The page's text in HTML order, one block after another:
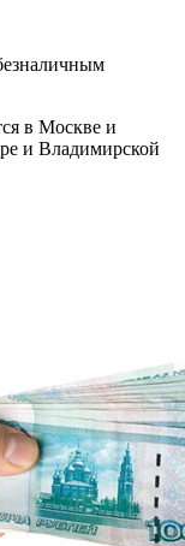
в Москве и
и Владимирской